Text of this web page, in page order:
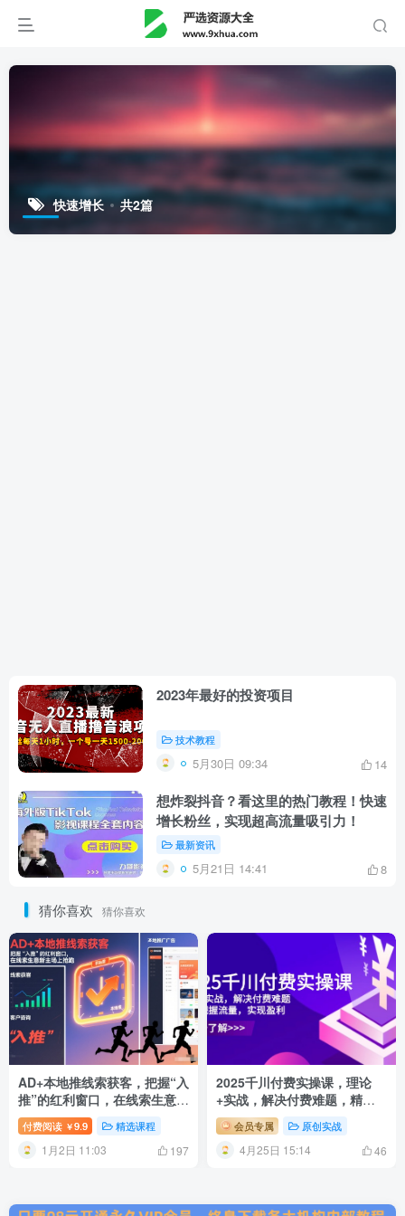
快速增长 共2篇
2023年最好的投资项目
技术教程
5月30日 09:34 14
想炸裂抖音？看这里的热门教程！快速
增长粉丝，实现超高流量吸引力！
最新资讯
5月21日 14:41 8
猜你喜欢 猜你喜欢
AD+本地推线索获客，把握“入
推”的红利窗口，在线索生意新
主场上抢跑
付费阅读 ￥9.9 精选课程
1月2日 11:03 197
2025千川付费实操课，理论
+实战，解决付费难题，精准
把握流量，实现盈利
会员专属 原创实战
4月25日 15:14 46